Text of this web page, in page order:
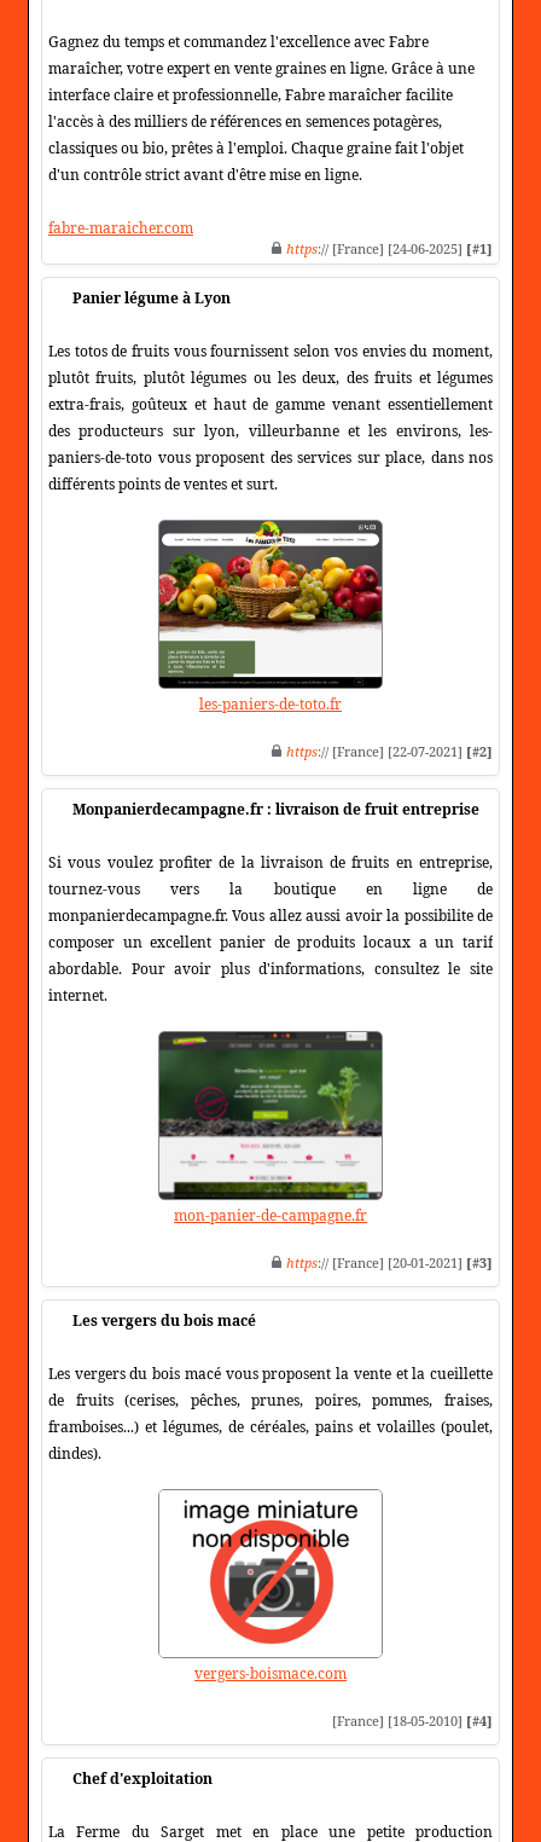
Gagnez du temps et commandez l'excellence avec Fabre
maraîcher, votre expert en vente graines en ligne. Grâce à une
interface claire et professionnelle, Fabre maraîcher facilite
l'accès à des milliers de références en semences potagères,
classiques ou bio, prêtes à l'emploi. Chaque graine fait l'objet
d'un contrôle strict avant d'être mise en ligne.
fabre-maraicher.com
https:// [France] [24-06-2025] [#1]
Panier légume à Lyon
Les totos de fruits vous fournissent selon vos envies du moment,
plutôt fruits, plutôt légumes ou les deux, des fruits et légumes
extra-frais, goûteux et haut de gamme venant essentiellement
des producteurs sur lyon, villeurbanne et les environs, les-
paniers-de-toto vous proposent des services sur place, dans nos
différents points de ventes et surt.
les-paniers-de-toto.fr
https:// [France] [22-07-2021] [#2]
Monpanierdecampagne.fr : livraison de fruit entreprise
Si vous voulez profiter de la livraison de fruits en entreprise,
tournez-vous vers la boutique en ligne de
monpanierdecampagne.fr. Vous allez aussi avoir la possibilite de
composer un excellent panier de produits locaux a un tarif
abordable. Pour avoir plus d'informations, consultez le site
internet.
mon-panier-de-campagne.fr
https:// [France] [20-01-2021] [#3]
Les vergers du bois macé
Les vergers du bois macé vous proposent la vente et la cueillette
de fruits (cerises, pêches, prunes, poires, pommes, fraises,
framboises...) et légumes, de céréales, pains et volailles (poulet,
dindes).
vergers-boismace.com
[France] [18-05-2010] [#4]
Chef d'exploitation
La Ferme du Sarget met en place une petite production